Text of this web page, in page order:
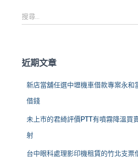
搜
尋
:
搜尋...
近期文章
新店當舖任選中壢機車借款專案永和
借錢
未上市的君綺評價PTT有噴霧降溫買
射
台中眼科處理影印機租賃的竹北支票